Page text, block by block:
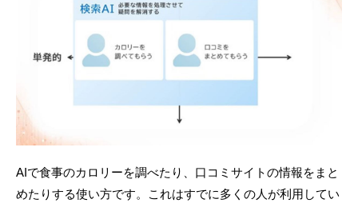
AIで食事のカロリーを調べたり、口コミサイトの情報をまと
めたりする使い方です。これはすでに多くの人が利用してい